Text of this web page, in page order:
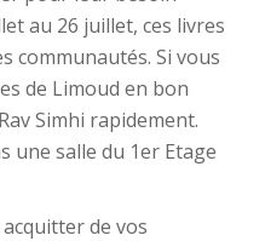
au 26 juillet, ces livres
communautés. Si vous
de Limoud en bon
Simhi rapidement.
une salle du 1er Etage
de vos